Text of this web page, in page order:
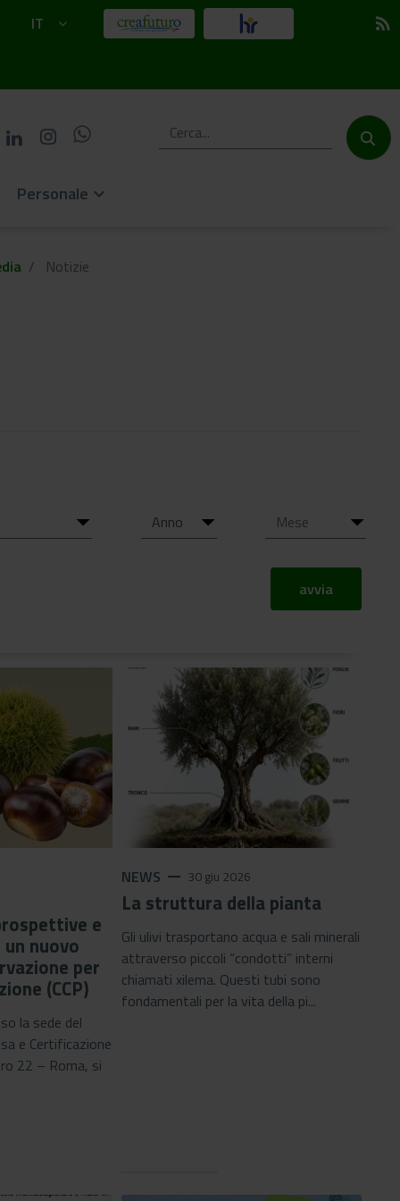
IT rss_feed
Personale keyboard_arrow_down
Notizie
avvia
e
nuovo
per
(CCP)
la sede del
e Certificazione
22 – Roma, si
NEWS remove 30 giu 2026
La struttura della pianta
Gli ulivi trasportano acqua e sali minerali
attraverso piccoli “condotti” interni
chiamati xilema. Questi tubi sono
fondamentali per la vita della pi...